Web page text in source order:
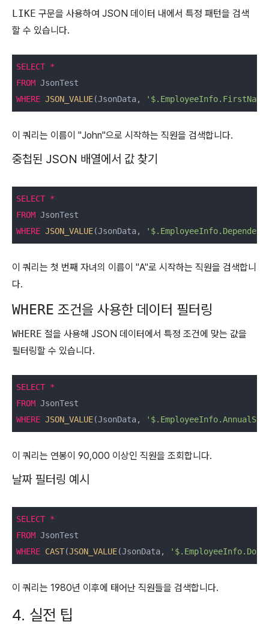
LIKE 구문을 사용하여 JSON 데이터 내에서 특정 패턴을 검색
할 수 있습니다.
SELECT *
FROM
WHERE JSON_VALUE(JsonData,
이 쿼리는 이름이 "John"으로 시작하는 직원을 검색합니다.
중첩된 JSON 배열에서 값 찾기
SELECT *
FROM
WHERE JSON_VALUE(JsonData,
이 쿼리는 첫 번째 자녀의 이름이 "A"로 시작하는 직원을 검색합니
다.
WHERE 조건을 사용한 데이터 필터링
WHERE 절을 사용해 JSON 데이터에서 특정 조건에 맞는 값을
필터링할 수 있습니다.
SELECT *
FROM
WHERE JSON_VALUE(JsonData,
이 쿼리는 연봉이 90,000 이상인 직원을 조회합니다.
날짜 필터링 예시
SELECT *
FROM
WHERE CAST(JSON_VALUE(JsonData, '$.EmployeeInfo.Dob'
이 쿼리는 1980년 이후에 태어난 직원들을 검색합니다.
4. 실전 팁